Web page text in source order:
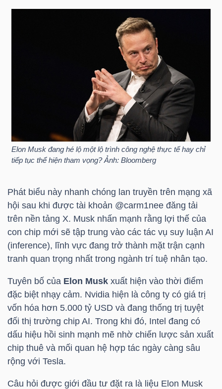
Elon Musk đang hé lộ một lộ trình công nghệ thực tế hay chỉ
tiếp tục thể hiện tham vọng? Ảnh: Bloomberg
Phát biểu này nhanh chóng lan truyền trên mạng xã
hội sau khi được tài khoản @carm1nee đăng tải
trên nền tảng X. Musk nhấn mạnh rằng lợi thế của
con chip mới sẽ tập trung vào các tác vụ suy luận AI
(inference), lĩnh vực đang trở thành mặt trận cạnh
tranh quan trọng nhất trong ngành trí tuệ nhân tạo.
Tuyên bố của Elon Musk xuất hiện vào thời điểm
đặc biệt nhạy cảm. Nvidia hiện là công ty có giá trị
vốn hóa hơn 5.000 tỷ USD và đang thống trị tuyệt
đối thị trường chip AI. Trong khi đó, Intel đang có
dấu hiệu hồi sinh mạnh mẽ nhờ chiến lược sản xuất
chip thuê và mối quan hệ hợp tác ngày càng sâu
rộng với Tesla.
Câu hỏi được giới đầu tư đặt ra là liệu Elon Musk
TẾ
THẾ
GIỚI
ĐÔNG
TÀI
CHÍNH
CÁ
NHÂN